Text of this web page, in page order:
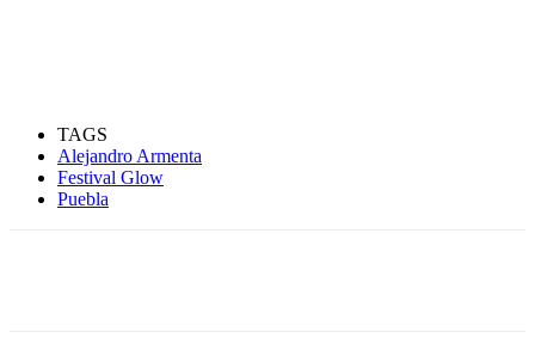
TAGS
Alejandro Armenta
Festival Glow
Puebla